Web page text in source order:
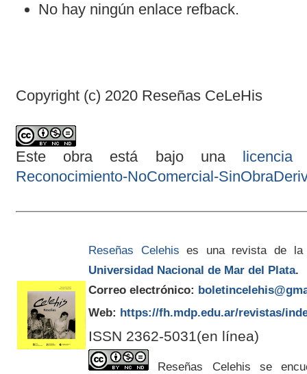
No hay ningún enlace refback.
Copyright (c) 2020 Reseñas CeLeHis
Este obra está bajo una
Reconocimiento-NoComercial-
Reseñas Celehis es una revista de la
Universidad Nacional de Mar del Plata.
Correo electrónico:
Web: https://fh.mdp.edu.ar/revistas/
ISSN 2362-5031(en línea)
Reseñas Celehis se